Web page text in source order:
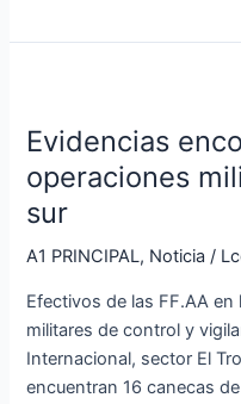
Evidencias
operaciones
sur
A1 PRINCIPAL, Noticia /
Efectivos de las FF.AA
militares de control y
Internacional, sector El
encuentran 16 canecas
durante
operaciones
militares
en
la
sur